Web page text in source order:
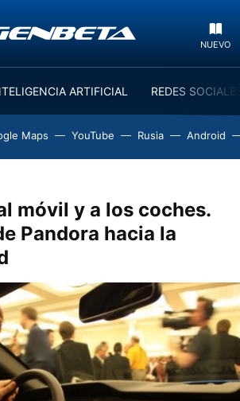
NUEVO
ARTIFICIAL REDES
Maps YouTube Rusia Android
móvil y a los coches.
Pandora hacia la